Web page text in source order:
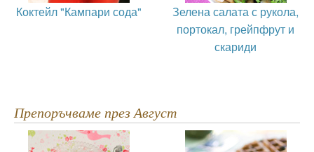
Коктейл "Кампари сода"
Зелена салата с рукола,
портокал, грейпфрут и
скариди
Препоръчваме през Август